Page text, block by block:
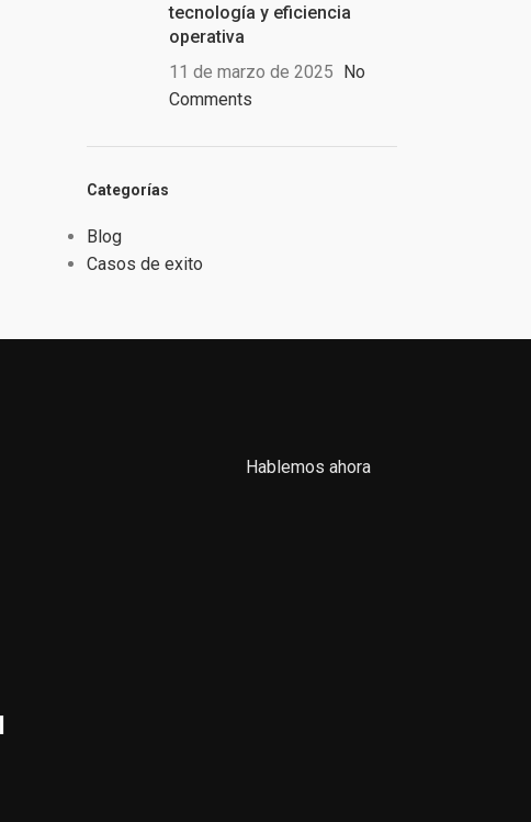
tecnología y eficiencia
operativa
11 de marzo de 2025 No
Comments
Categorías
Blog
Casos de exito
Hablemos ahora